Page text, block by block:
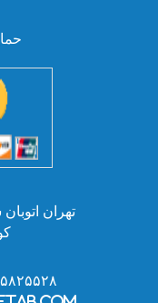
تهران